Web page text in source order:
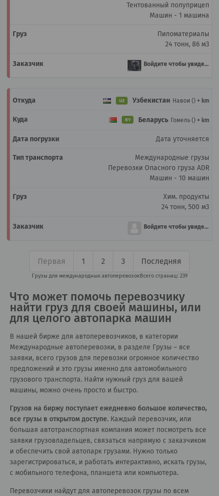
Тентованный полуприцеп
Машин - 1 машина
Пиломатериалы
24 тонн, 86 м3
Войдите чтобы увидеть
UZ Узбекистан Навои () + km
BY Беларусь Гомель () + km
Дата уточняется
Международные грузы
Перевозки Опасного груза ADR
Машин - 10 машин
Хим. продукты
24 тонн, 500 м3
Войдите чтобы увидеть
Первая 1 2 3 Последняя
Грузы для международных автоперевозокВсего страниц: 239
Что может помочь перевозчику
найти груз для своей машины, или
для целого автопарка машин
В нашей бирже для автоперевозчиков, в категории
Международные автоперевозки, в разделе Грузы – все
заявки, всего грузов для перевозки огромное количество
предложений и это грузы именно для автомобильного
грузового транспорта. Найти нужный груз для вашей
машины, можно очень просто и быстро.
Грузов на биржу поступает ежедневно большое количество,
все грузы в открытом доступе. Каждый перевозчик, или
большая автотранспортная компания может посмотреть все
заявки грузовладельцев, связаться напрямую с заказчиком
и обеспечить свой автопарк грузами. Нужно только
зарегистрироваться, и работать интерактивно, искать грузы,
с мобильного телефона, планшета или компьютера.
Перевозчики найдут для автоперевозок грузы по всем